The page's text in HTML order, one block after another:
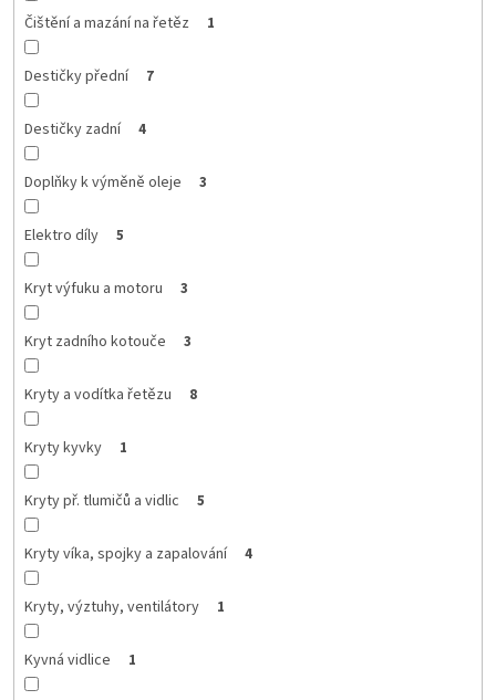
Čištění a mazání na řetěz 1
Destičky přední 7
Destičky zadní 4
Doplňky k výměně oleje 3
Elektro díly 5
Kryt výfuku a motoru 3
Kryt zadního kotouče 3
Kryty a vodítka řetězu 8
Kryty kyvky 1
Kryty př. tlumičů a vidlic 5
Kryty víka, spojky a zapalování 4
Kryty, výztuhy, ventilátory 1
Kyvná vidlice 1